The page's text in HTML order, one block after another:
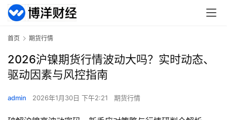
首页 期货行情
2026沪镍期货行情波动大吗？实时动态、
驱动因素与风控指南
admin 2026年1月30日 下午2:21 期货行情